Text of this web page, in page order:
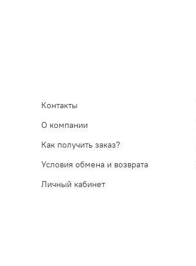
Контакты
О компании
Как получить заказ?
Условия обмена и возврата
Личный кабинет